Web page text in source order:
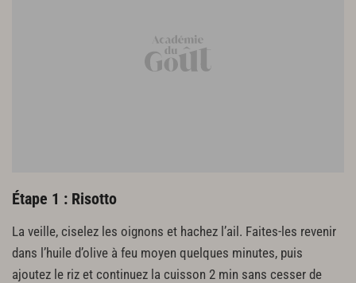
100 g de bûchette de fromage de chèvre assez affinée (type sainte-
Étape 1 : Risotto
La veille, ciselez les oignons et hachez l’ail. Faites-les revenir
dans l’huile d’olive à feu moyen quelques minutes, puis
ajoutez le riz et continuez la cuisson 2 min sans cesser de